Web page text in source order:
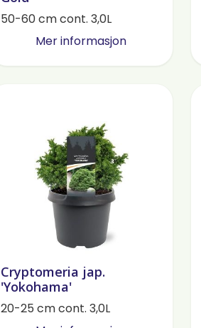
50-60 cm cont. 3,0L
Mer informasjon
Cryptomeria jap.
'Yokohama'
20-25 cm cont. 3,0L